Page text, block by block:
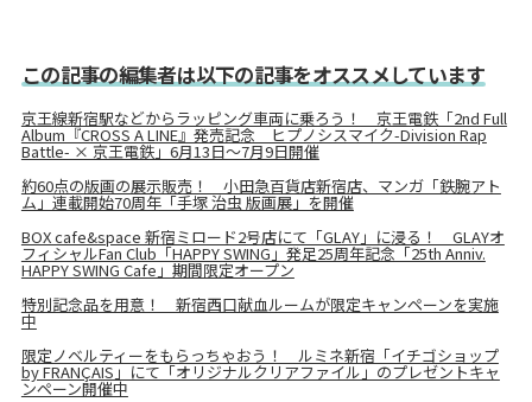
この記事の編集者は以下の記事をオススメしています
京王線新宿駅などからラッピング車両に乗ろう！ 京王電鉄「2nd Full
Album『CROSS A LINE』発売記念 ヒプノシスマイク-Division Rap
Battle- × 京王電鉄」6月13日～7月9日開催
約60点の版画の展示販売！ 小田急百貨店新宿店、マンガ「鉄腕アト
ム」連載開始70周年「手塚 治虫 版画展」を開催
BOX cafe&space 新宿ミロード2号店にて「GLAY」に浸る！ GLAYオ
フィシャルFan Club「HAPPY SWING」発足25周年記念「25th Anniv.
HAPPY SWING Cafe」期間限定オープン
特別記念品を用意！ 新宿西口献血ルームが限定キャンペーンを実施
中
限定ノベルティーをもらっちゃおう！ ルミネ新宿「イチゴショップ
by FRANÇAIS」にて「オリジナルクリアファイル」のプレゼントキャ
ンペーン開催中